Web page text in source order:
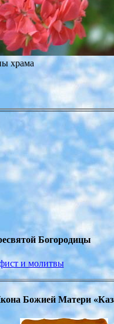
храма
Богородицы
и молитвы
Божией Матери